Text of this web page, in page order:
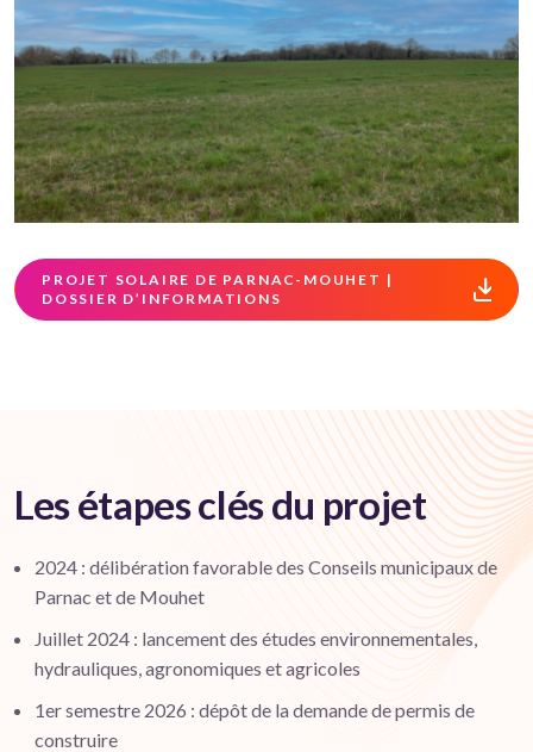
PROJET SOLAIRE DE PARNAC-MOUHET |
DOSSIER D’INFORMATIONS
Les étapes clés du projet
2024 : délibération favorable des Conseils municipaux de
Parnac et de Mouhet
Juillet 2024 : lancement des études environnementales,
hydrauliques, agronomiques et agricoles
1er semestre 2026 : dépôt de la demande de permis de
construire